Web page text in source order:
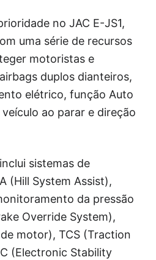
no JAC E-JS1,
uma série de recursos
motoristas e
duplos dianteiros,
elétrico, função Auto
ao parar e direção
sistemas de
(Hill System Assist),
da pressão
Override System),
motor), TCS (Traction
(Electronic Stability